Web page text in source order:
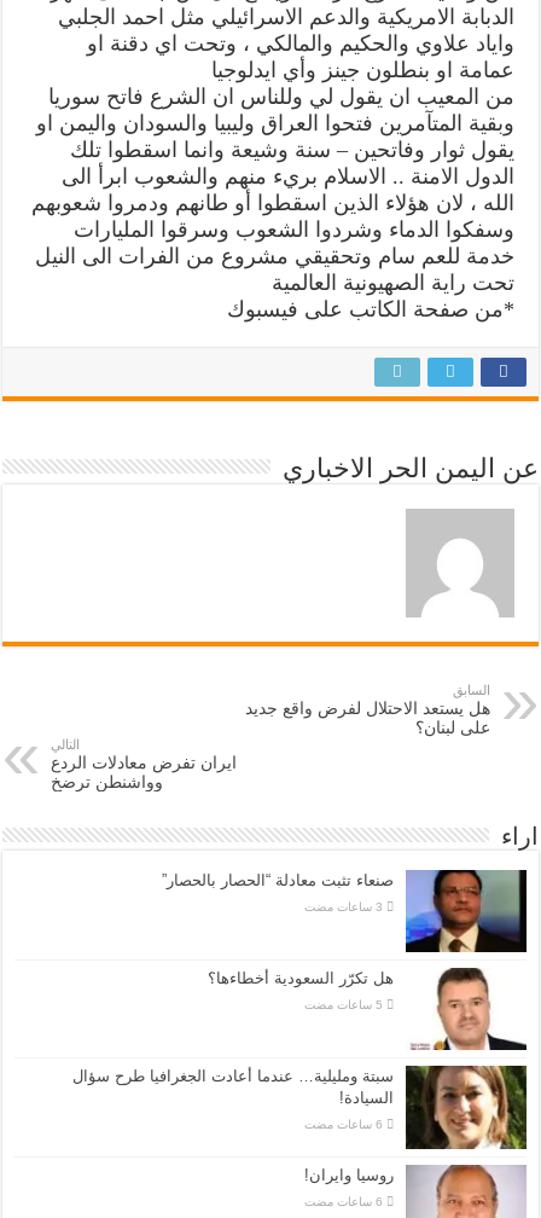
الدبابة الامريكية والدعم الاسرائيلي مثل احمد الجلبي
واياد علاوي والحكيم والمالكي ، وتحت اي دقنة او
عمامة او بنطلون جينز وأي ايدلوجيا
من المعيب ان يقول لي وللناس ان الشرع فاتح سوريا
وبقية المتآمرين فتحوا العراق وليبيا والسودان واليمن او
يقول ثوار وفاتحين – سنة وشيعة وانما اسقطوا تلك
الدول الامنة .. الاسلام بريء منهم والشعوب ابرأ الى
الله ، لان هؤلاء الذين اسقطوا أو طانهم ودمروا شعوبهم
وسفكوا الدماء وشردوا الشعوب وسرقوا المليارات
خدمة للعم سام وتحقيقي مشروع من الفرات الى النيل
تحت راية الصهيونية العالمية
*من صفحة الكاتب على فيسبوك
عن اليمن الحر الاخباري
السابق
هل يستعد الاحتلال لفرض واقع جديد
على لبنان؟
التالي
ايران تفرض معادلات الردع
وواشنطن ترضخ
اراء
صنعاء تثبت معادلة “الحصار بالحصار”
هل تكرّر السعودية أخطاءها؟
سبتة ومليلية… عندما أعادت الجغرافيا طرح سؤال
السيادة!
روسيا وايران!